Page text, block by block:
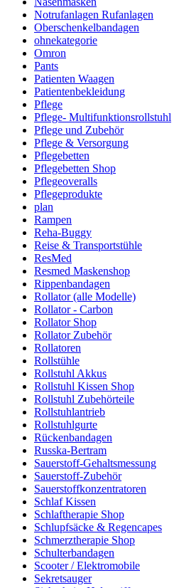
Notrufanlagen Rufanlagen
Oberschenkelbandagen
ohnekategorie
Omron
Pants
Patienten Waagen
Patientenbekleidung
Pflege
Pflege- Multifunktionsrollstuhl
Pflege und Zubehör
Pflege & Versorgung
Pflegebetten
Pflegebetten Shop
Pflegeoveralls
Pflegeprodukte
plan
Rampen
Reha-Buggy
Reise & Transportstühle
ResMed
Resmed Maskenshop
Rippenbandagen
Rollator (alle Modelle)
Rollator - Carbon
Rollator Shop
Rollator Zubehör
Rollatoren
Rollstühle
Rollstuhl Akkus
Rollstuhl Kissen Shop
Rollstuhl Zubehörteile
Rollstuhlantrieb
Rollstuhlgurte
Rückenbandagen
Russka-Bertram
Sauerstoff-Gehaltsmessung
Sauerstoff-Zubehör
Sauerstoffkonzentratoren
Schlaf Kissen
Schlaftherapie Shop
Schlupfsäcke & Regencapes
Schmerztherapie Shop
Schulterbandagen
Scooter / Elektromobile
Sekretsauger